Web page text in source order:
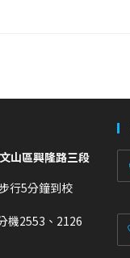
山區興隆路三段
行5分鐘到校
機2553、2126